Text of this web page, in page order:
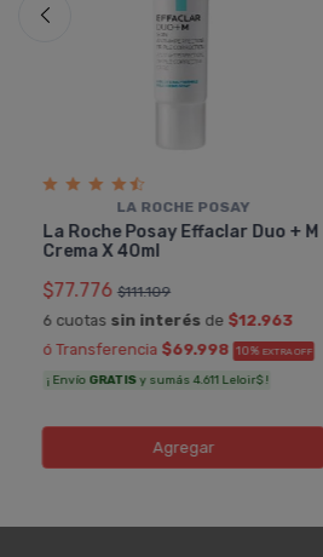
LA ROCHE POSAY
La Roche Posay Effaclar Duo + M
Crema X 40ml
$77.776 $111.109
6 cuotas sin interésde $12.963
ó Transferencia $69.998 10% EXTRA OFF
¡ Envío GRATISy sumás 4.611 Leloir$ !
Agregar